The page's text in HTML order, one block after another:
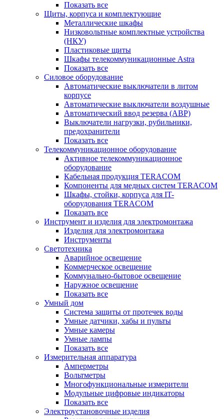
Показать все
Щиты, корпуса и комплектующие
Металлические шкафы
Низковольтные комплектные устройства
(НКУ)
Пластиковые щиты
Шкафы телекоммуникационные Astra
Показать все
Силовое оборудование
Автоматические выключатели в литом
корпусе
Автоматические выключатели воздушные
Автоматический ввод резерва (АВР)
Выключатели нагрузки, рубильники,
предохранители
Показать все
Телекоммуникационное оборудование
Активное телекоммуникационное
оборудование
Кабельная продукция TERACOM
Компоненты для медных систем TERACOM
Шкафы, стойки, корпуса для IT-
оборудования TERACOM
Показать все
Инструмент и изделия для электромонтажа
Изделия для электромонтажа
Инструменты
Светотехника
Аварийное освещение
Коммерческое освещение
Коммунально-бытовое освещение
Наружное освещение
Показать все
Умный дом
Система защиты от протечек воды
Умные датчики, хабы и пульты
Умные камеры
Умные лампы
Показать все
Измерительная аппаратура
Амперметры
Вольтметры
Многофункциональные измерители
Модульные цифровые индикаторы
Показать все
Электроустановочные изделия